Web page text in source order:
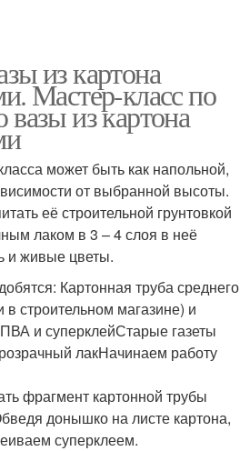
из картона
Мастер-класс по
вазы из картона
может быть как напольной,
от выбранной высоты.
её строительной грунтовкой
лаком в 3 – 4 слоя в неё
и живые цветы.
Картонная труба среднего
строительном магазине) и
и суперклейСтарые газеты
лакНачинаем работу
фрагмент картонной трубы
донышко на листе картона,
суперклеем.